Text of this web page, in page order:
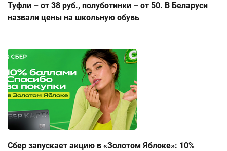
Туфли – от 38 руб., полуботинки – от 50. В Беларуси
назвали цены на школьную обувь
Сбер запускает акцию в «Золотом Яблоке»: 10%